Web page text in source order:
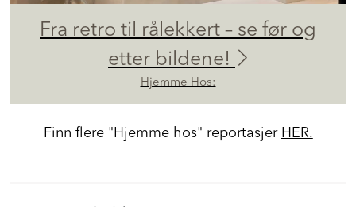
Fra retro til rålekkert – se før og
etter bildene!
Hjemme Hos:
Finn flere "Hjemme hos" reportasjer HER.